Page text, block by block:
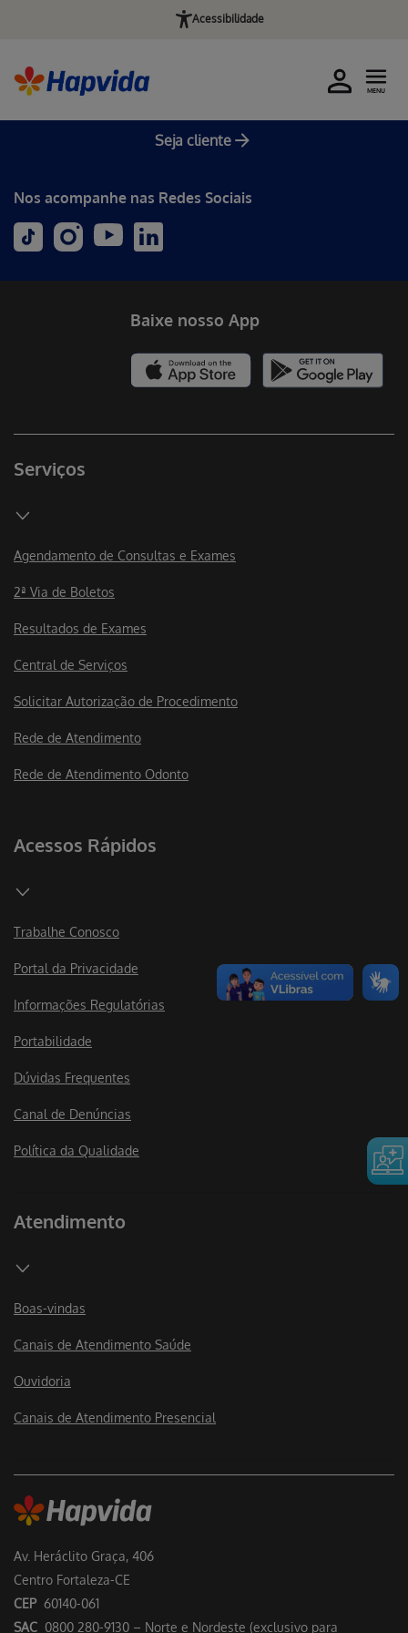
Acessibilidade
Seja cliente
MENU
Nos acompanhe nas Redes Sociais
Av. Heráclito Graça, 406
Centro Fortaleza-CE
CEP 60140-061
SAC 0800 280-9130 – Norte e Nordeste (exclusivo para
Serviços
Agendamento de Consultas e Exames
2ª Via de Boletos
Resultados de Exames
Central de Serviços
Solicitar Autorização de Procedimento
Rede de Atendimento
Rede de Atendimento Odonto
Acessos Rápidos
Trabalhe Conosco
Portal da Privacidade
Informações Regulatórias
Portabilidade
Dúvidas Frequentes
Canal de Denúncias
Política da Qualidade
Atendimento
Boas-vindas
Canais de Atendimento Saúde
Ouvidoria
Canais de Atendimento Presencial
Baixe nosso App